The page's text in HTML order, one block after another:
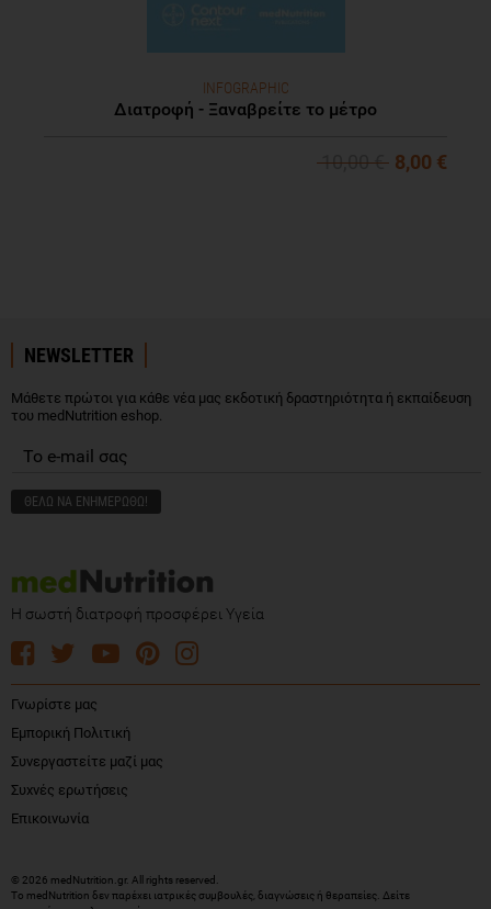
INFOGRAPHIC
Διατροφή - Ξαναβρείτε το μέτρο
10,00 € 8,00 €
NEWSLETTER
Μάθετε πρώτοι για κάθε νέα μας εκδοτική δραστηριότητα ή εκπαίδευση
του medNutrition eshop.
Η σωστή διατροφή προσφέρει Υγεία
Γνωρίστε μας
Εμπορική Πολιτική
Συνεργαστείτε μαζί μας
Συχνές ερωτήσεις
Επικοινωνία
© 2026 medNutrition.gr. All rights reserved.
Το medNutrition δεν παρέχει ιατρικές συμβουλές, διαγνώσεις ή θεραπείες. Δείτε